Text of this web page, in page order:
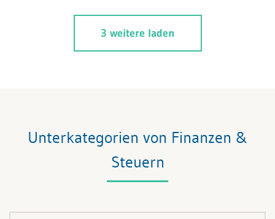
unabhängig von der persönlichen Einstellung, stellt
sich für alle die Frage: Wann ist der ideale Zeitpunkt
für die Erstellung des Jahresabschlusses und welchen
3 weitere laden
Unterkategorien von Finanzen &
Steuern